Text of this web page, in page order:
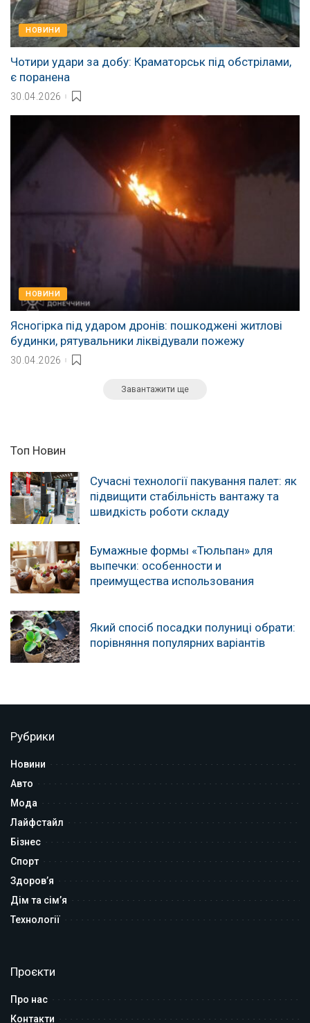
НОВИНИ
Чотири удари за добу: Краматорськ під обстрілами,
є поранена
30.04.2026
НОВИНИ
Ясногірка під ударом дронів: пошкоджені житлові
будинки, рятувальники ліквідували пожежу
30.04.2026
Завантажити ще
Топ Новин
Сучасні технології пакування палет: як
підвищити стабільність вантажу та
швидкість роботи складу
Бумажные формы «Тюльпан» для
выпечки: особенности и
преимущества использования
Який спосіб посадки полуниці обрати:
порівняння популярних варіантів
Рубрики
Новини
Авто
Мода
Лайфстайл
Бізнес
Спорт
Здоров’я
Дім та сім’я
Технології
Проєкти
Про нас
Контакти